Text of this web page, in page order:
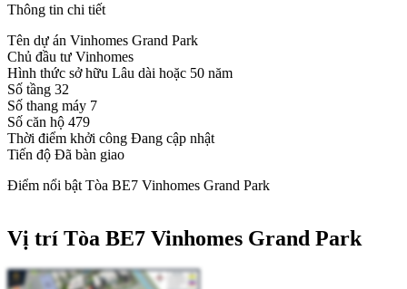
Thông tin chi tiết
Tên dự án Vinhomes Grand Park
Chủ đầu tư Vinhomes
Hình thức sở hữu Lâu dài hoặc 50 năm
Số tầng 32
Số thang máy 7
Số căn hộ 479
Thời điểm khởi công Đang cập nhật
Tiến độ Đã bàn giao
Điểm nổi bật Tòa BE7 Vinhomes Grand Park
Vị trí Tòa BE7 Vinhomes Grand Park